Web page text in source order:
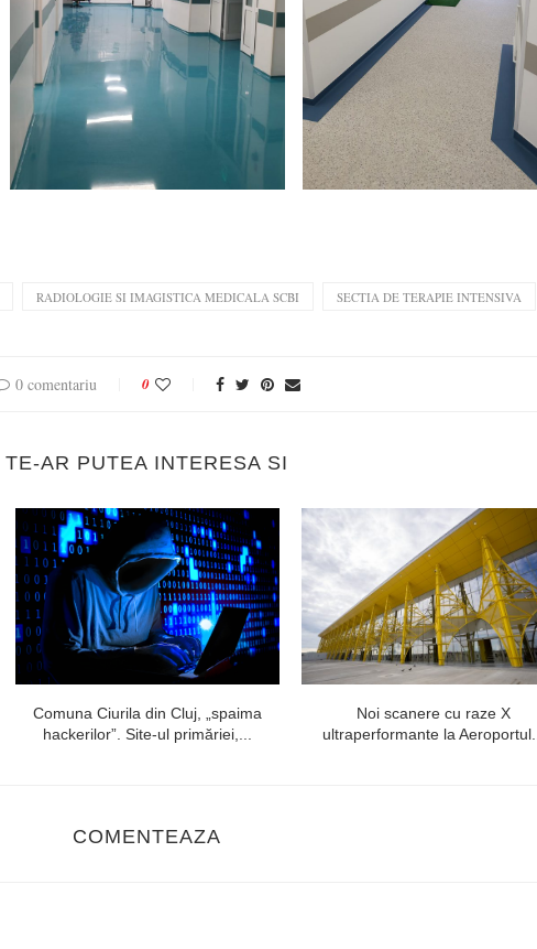
RADIOLOGIE SI IMAGISTICA MEDICALA SCBI SECTIA DE TERAPIE INTENSIVA
0 comentariu 0
TE-AR PUTEA INTERESA SI
Comuna Ciurila din Cluj, „spaima
hackerilor”. Site-ul primăriei,...
Noi scanere cu raze X
ultraperformante la Aeroportul...
COMENTEAZA